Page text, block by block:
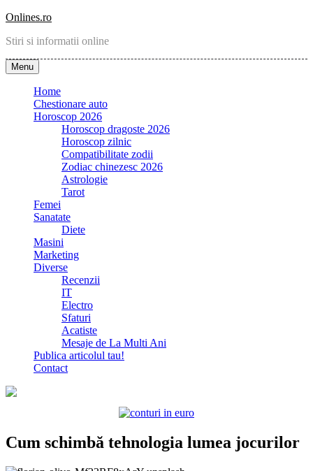
Skip
content
Onlines.ro
Stiri si informatii online
Menu
Home
Chestionare auto
Horoscop 2026
Horoscop dragoste 2026
Horoscop zilnic
Compatibilitate zodii
Zodiac chinezesc 2026
Astrologie
Tarot
Femei
Sanatate
Diete
Masini
Marketing
Diverse
Recenzii
IT
Electro
Sfaturi
Acatiste
Mesaje de La Multi Ani
Publica articolul tau!
Contact
Cum schimbă tehnologia lumea jocurilor